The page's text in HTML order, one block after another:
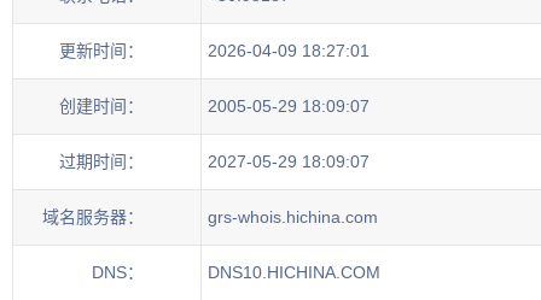
更新时间： 2026-04-09 18:27:01
创建时间： 2005-05-29 18:09:07
过期时间： 2027-05-29 18:09:07
域名服务器： grs-whois.hichina.com
DNS： DNS10.HICHINA.COM